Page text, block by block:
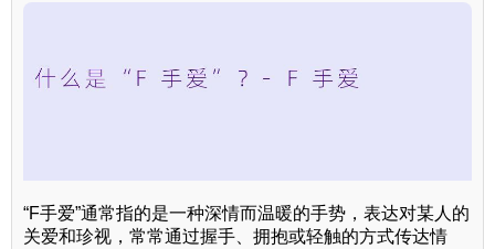
“F手爱”通常指的是一种深情而温暖的手势，表达对某人的
关爱和珍视，常常通过握手、拥抱或轻触的方式传达情